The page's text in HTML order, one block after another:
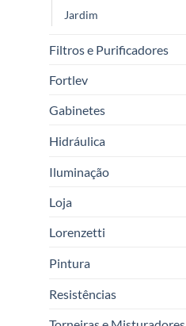
Jardim
Filtros e Purificadores
Fortlev
Gabinetes
Hidráulica
Iluminação
Loja
Lorenzetti
Pintura
Resistências